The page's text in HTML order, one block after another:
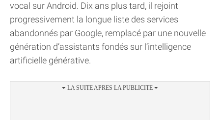
vocal sur Android. Dix ans plus tard, il rejoint
progressivement la longue liste des services
abandonnés par Google, remplacé par une nouvelle
génération d’assistants fondés sur l’intelligence
artificielle générative.